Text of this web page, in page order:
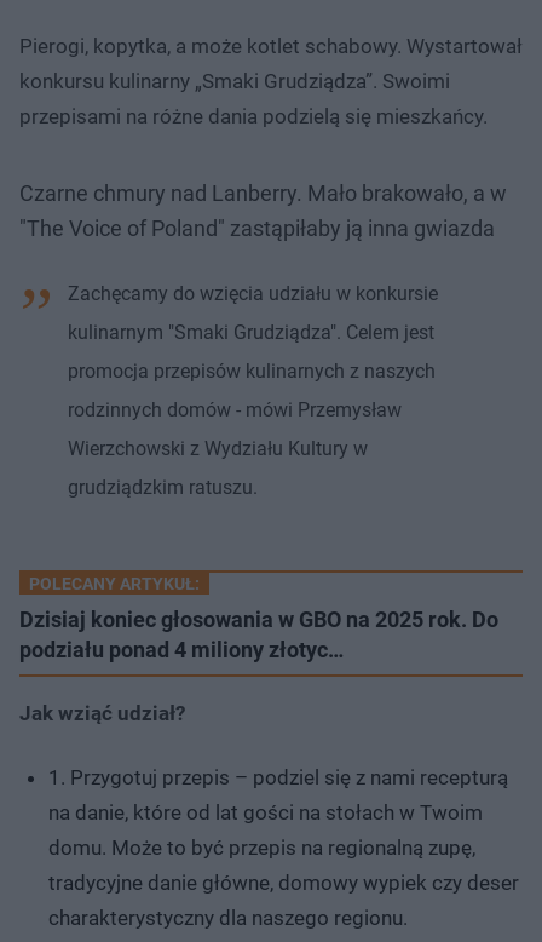
Pierogi, kopytka, a może kotlet schabowy. Wystartował
konkursu kulinarny „Smaki Grudziądza”. Swoimi
przepisami na różne dania podzielą się mieszkańcy.
Czarne chmury nad Lanberry. Mało brakowało, a w
"The Voice of Poland" zastąpiłaby ją inna gwiazda
Spróbuj ponownie
Zachęcamy do wzięcia udziału w konkursie
kulinarnym "Smaki Grudziądza". Celem jest
promocja przepisów kulinarnych z naszych
rodzinnych domów - mówi Przemysław
Wierzchowski z Wydziału Kultury w
grudziądzkim ratuszu.
POLECANY ARTYKUŁ:
Dzisiaj koniec głosowania w GBO na 2025 rok. Do
podziału ponad 4 miliony złotyc…
Jak wziąć udział?
1. Przygotuj przepis – podziel się z nami recepturą
na danie, które od lat gości na stołach w Twoim
domu. Może to być przepis na regionalną zupę,
tradycyjne danie główne, domowy wypiek czy deser
charakterystyczny dla naszego regionu.